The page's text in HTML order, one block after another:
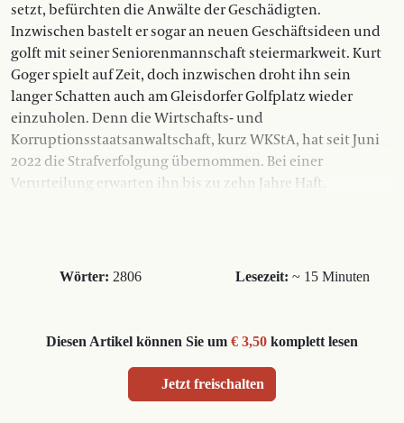
setzt, befürchten die Anwälte der Geschädigten.
Inzwischen bastelt er sogar an neuen Geschäftsideen und
golft mit seiner Seniorenmannschaft steiermarkweit. Kurt
Goger spielt auf Zeit, doch inzwischen droht ihn sein
langer Schatten auch am Gleisdorfer Golfplatz wieder
einzuholen. Denn die Wirtschafts- und
Korruptionsstaatsanwaltschaft, kurz WKStA, hat seit Juni
2022 die Strafverfolgung übernommen. Bei einer
Verurteilung erwarten ihn bis zu zehn Jahre Haft.
Wörter: 2806 Lesezeit: ~ 15 Minuten
Diesen Artikel können Sie um € 3,50komplett lesen
Jetzt freischalten